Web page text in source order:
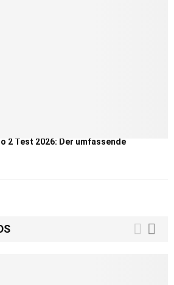
2 Test 2026: Der umfassende